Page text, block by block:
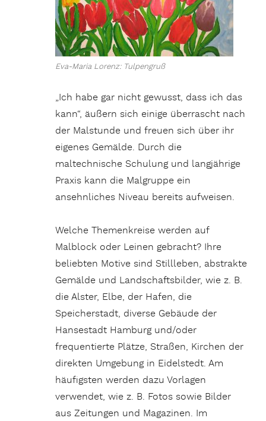
Eva-Maria Lorenz: Tulpengruß
„Ich habe gar nicht gewusst, dass ich das
kann“, äußern sich einige überrascht nach
der Malstunde und freuen sich über ihr
eigenes Gemälde. Durch die
maltechnische Schulung und langjährige
Praxis kann die Malgruppe ein
ansehnliches Niveau bereits aufweisen.
Welche Themenkreise werden auf
Malblock oder Leinen gebracht? Ihre
beliebten Motive sind Stillleben, abstrakte
Gemälde und Landschaftsbilder, wie z. B.
die Alster, Elbe, der Hafen, die
Speicherstadt, diverse Gebäude der
Hansestadt Hamburg und/oder
frequentierte Plätze, Straßen, Kirchen der
direkten Umgebung in Eidelstedt. Am
häufigsten werden dazu Vorlagen
verwendet, wie z. B. Fotos sowie Bilder
aus Zeitungen und Magazinen. Im